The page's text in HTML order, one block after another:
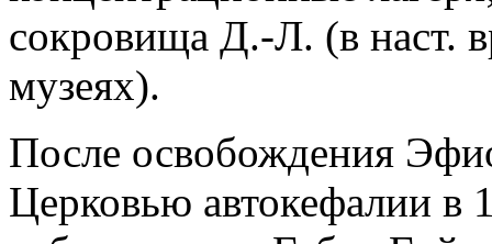
сокровища Д.-Л. (в наст.
музеях).
После освобождения
Церковью автокефалии в